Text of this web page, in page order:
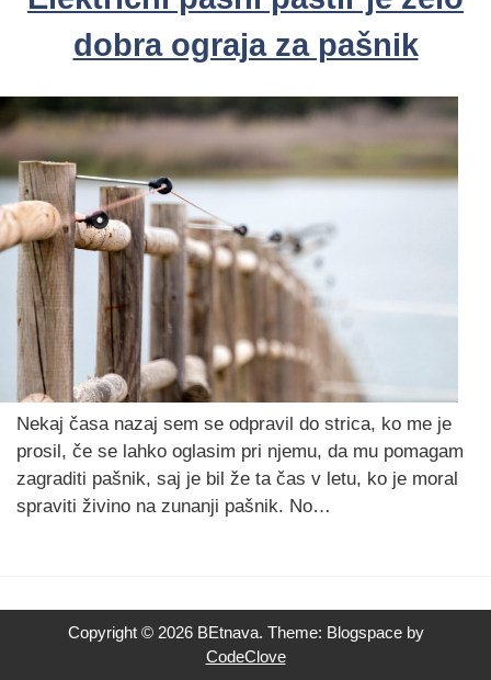
dobra ograja za pašnik
Nekaj časa nazaj sem se odpravil do strica, ko me je
prosil, če se lahko oglasim pri njemu, da mu pomagam
zagraditi pašnik, saj je bil že ta čas v letu, ko je moral
spraviti živino na zunanji pašnik. No…
Copyright © 2026 BEtnava. Theme: Blogspace by
CodeClove